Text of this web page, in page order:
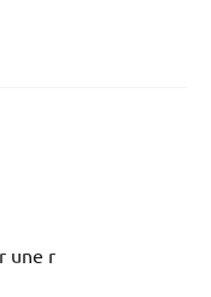
une r